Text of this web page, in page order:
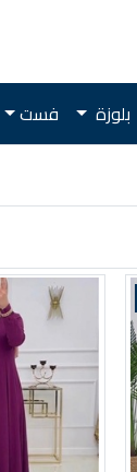
بلوزة فست